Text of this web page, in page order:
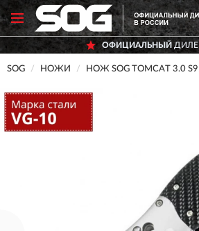
ОФИЦИАЛЬНЫЙ
SOG НОЖИ НОЖ SOG TOMCAT 3.0